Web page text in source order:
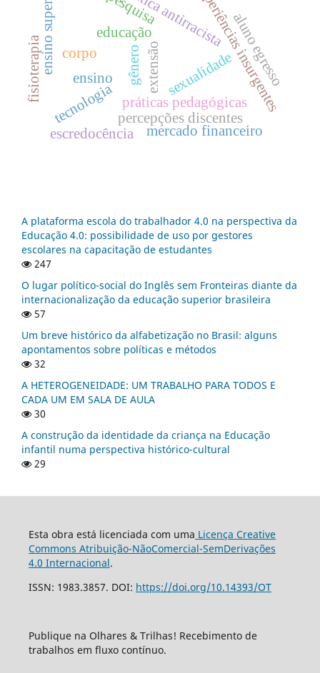
educação
corpo
ensino
extensão
práticas pedagógicas
experiências insurgentes
percepções discentes
ensino superior aluno egresso
fisioterapia gênero sexualidade
tecnologia
escredocência mercado financeiro
A plataforma escola do trabalhador 4.0 na perspectiva da
Educação 4.0: possibilidade de uso por gestores
escolares na capacitação de estudantes
247
O lugar político-social do Inglês sem Fronteiras diante da
internacionalização da educação superior brasileira
57
Um breve histórico da alfabetização no Brasil: alguns
apontamentos sobre políticas e métodos
32
A HETEROGENEIDADE: UM TRABALHO PARA TODOS E
CADA UM EM SALA DE AULA
30
A construção da identidade da criança na Educação
infantil numa perspectiva histórico-cultural
29
Esta obra está licenciada com uma Licença Creative
Commons Atribuição-NãoComercial-SemDerivações
4.0 Internacional.
ISSN: 1983.3857. DOI: https://doi.org/10.14393/OT
Publique na Olhares & Trilhas! Recebimento de
trabalhos em fluxo contínuo.